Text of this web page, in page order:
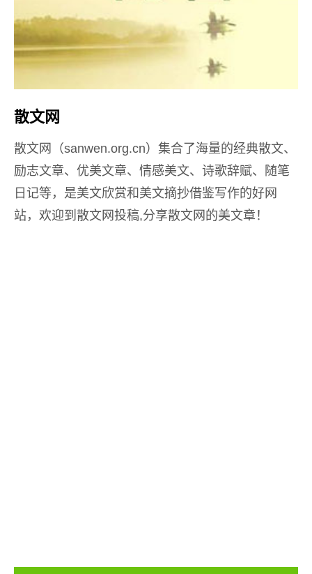
散文网
散文网（sanwen.org.cn）集合了海量的经典散文、
励志文章、优美文章、情感美文、诗歌辞赋、随笔
日记等，是美文欣赏和美文摘抄借鉴写作的好网
站，欢迎到散文网投稿,分享散文网的美文章！